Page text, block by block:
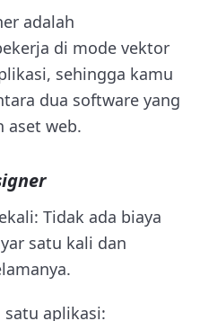
adalah
di mode vektor
sehingga kamu
dua software yang
aset web.
Tidak ada biaya
satu kali dan
aplikasi: